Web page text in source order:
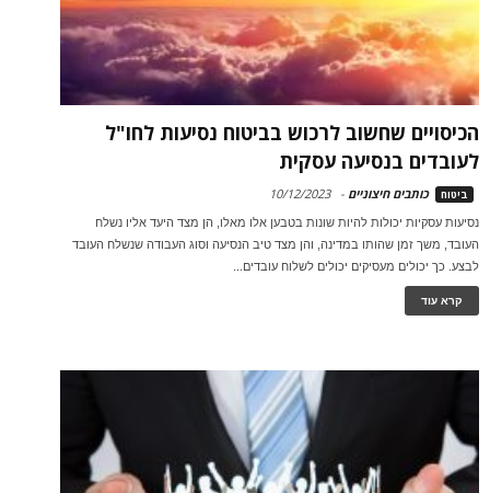
הכיסויים שחשוב לרכוש בביטוח נסיעות לחו"ל
לעובדים בנסיעה עסקית
ביטוח כותבים חיצוניים -
10/12/2023
נסיעות עסקיות יכולות להיות שונות בטבען אלו מאלו, הן מצד היעד אליו נשלח
העובד, משך זמן שהותו במדינה, והן מצד טיב הנסיעה וסוג העבודה שנשלח העובד
לבצע. כך יכולים מעסיקים יכולים לשלוח עובדים...
קרא עוד